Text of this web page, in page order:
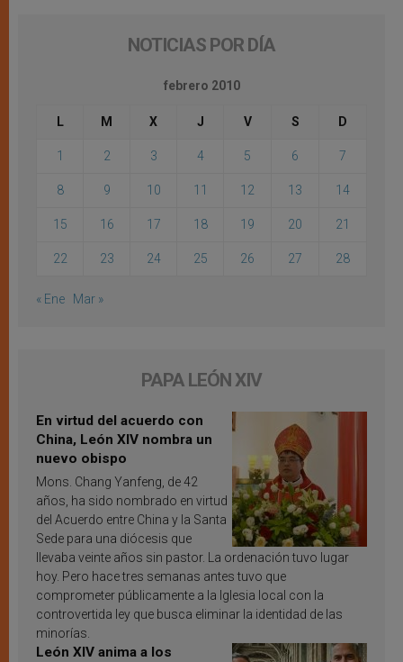
NOTICIAS POR DÍA
febrero 2010
L M X J V S D
1 2 3 4 5 6 7
8 9 10 11 12 13 14
15 16 17 18 19 20 21
22 23 24 25 26 27 28
« Ene Mar »
PAPA LEÓN XIV
En virtud del acuerdo con
China, León XIV nombra un
nuevo obispo
Mons. Chang Yanfeng, de 42
años, ha sido nombrado en virtud
del Acuerdo entre China y la Santa
Sede para una diócesis que
llevaba veinte años sin pastor. La ordenación tuvo lugar
hoy. Pero hace tres semanas antes tuvo que
comprometer públicamente a la Iglesia local con la
controvertida ley que busca eliminar la identidad de las
minorías.
León XIV anima a los